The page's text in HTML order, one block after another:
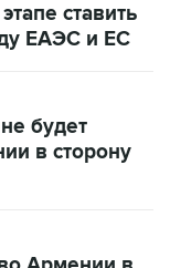
ставить
ЕАЭС и ЕС
будет
в сторону